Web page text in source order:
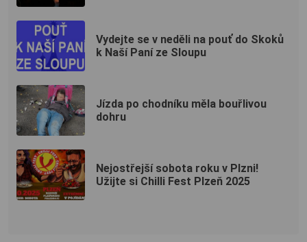
Vydejte se v neděli na pouť do Skoků
k Naší Paní ze Sloupu
Jízda po chodníku měla bouřlivou
dohru
Nejostřejší sobota roku v Plzni!
Užijte si Chilli Fest Plzeň 2025